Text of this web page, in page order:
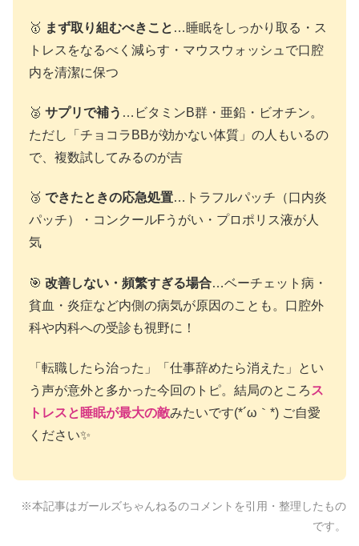
🥇 まず取り組むべきこと …睡眠をしっかり取る・ス
トレスをなるべく減らす・マウスウォッシュで口腔
内を清潔に保つ
🥈 サプリで補う …ビタミンB群・亜鉛・ビオチン。
ただし「チョコラBBが効かない体質」の人もいるの
で、複数試してみるのが吉
🥉 できたときの応急処置…トラフルパッチ（口内炎
パッチ）・コンクールFうがい・プロポリス液が人
気
🎯 改善しない・頻繁すぎる場合…ベーチェット病・
貧血・炎症など内側の病気が原因のことも。口腔外
科や内科への受診も視野に！
「転職したら治った」「仕事辞めたら消えた」とい
う声が意外と多かった今回のトピ。結局のところ ス
トレスと睡眠が最大の敵みたいです(*´ω｀*) ご自愛
ください✨
※本記事はガールズちゃんねるのコメントを引用・整理したもの
です。